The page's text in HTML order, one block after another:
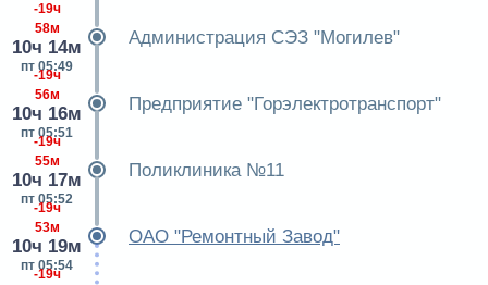
-19ч
58м
10ч 14м
пт 05:49
Администрация СЭЗ "Могилев"
-19ч
56м
10ч 16м
пт 05:51
Предприятие "Горэлектротранспорт"
-19ч
55м
10ч 17м
пт 05:52
Поликлиника №11
-19ч
53м
10ч 19м
пт 05:54
ОАО "Ремонтный Завод"
-19ч